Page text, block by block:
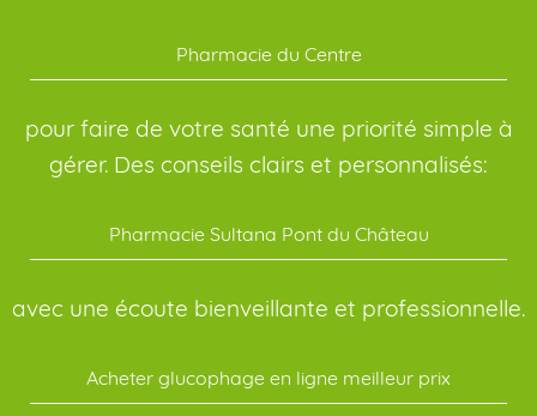
Pharmacie du Centre
pour faire de votre santé une priorité simple à
gérer. Des conseils clairs et personnalisés:
Pharmacie Sultana Pont du Château
avec une écoute bienveillante et professionnelle.
Acheter glucophage en ligne meilleur prix